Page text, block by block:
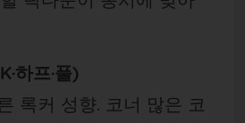
하프·풀)
록커 성향. 코너 많은 코